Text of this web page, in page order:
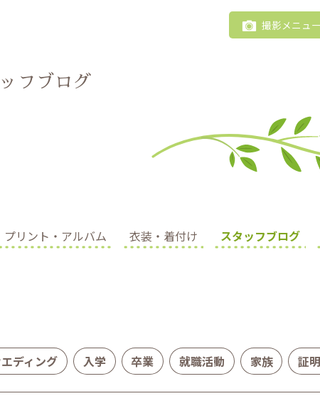
フブログ
プリント・アルバム 衣装・着付け スタッフブログ
ディング 入学 卒業 就職活動 家族 証
撮影メニュー